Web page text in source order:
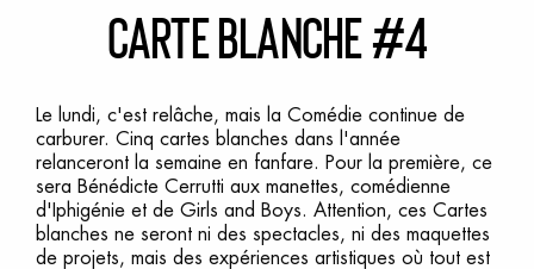
Carteblanche#4
Le lundi, c'est relâche, mais la Comédie continue de
carburer. Cinq cartes blanches dans l'année
relanceront la semaine en fanfare. Pour la première, ce
sera Bénédicte Cerrutti aux manettes, comédienne
d'Iphigénie et de Girls and Boys. Attention, ces Cartes
blanches ne seront ni des spectacles, ni des maquettes
de projets, mais des expériences artistiques où tout est